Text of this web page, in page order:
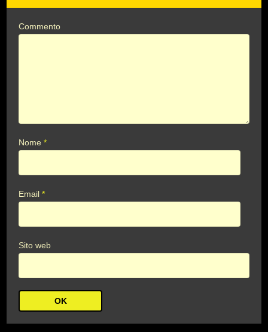
Commento
Nome*
Email*
Sito web